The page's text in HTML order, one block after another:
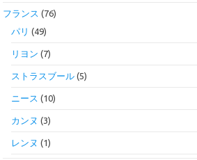
フランス (76)
パリ (49)
リヨン (7)
ストラスブール(5)
ニース (10)
カンヌ (3)
レンヌ (1)